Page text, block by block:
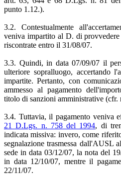
punto 1.12.).
3.2. Contestualmente
veniva impartito al D. di
riscontrate entro il 31/08/07.
3.3. Quindi, in data 07/09/07 il
ulteriore sopralluogo, accertando
impartite. Pertanto, con
ammesso al pagamento
titolo di sanzioni amministrative (cfr.
3.4. Tuttavia, il pagamento veniva
21 D.Lgs. n. 758 del 1994, di
indicata missiva: invero, come
segnalazione trasmessa dall'AUSL
sede in data 03/12/07, la nota del
in data 12/10/07, mentre il
22/11/07.